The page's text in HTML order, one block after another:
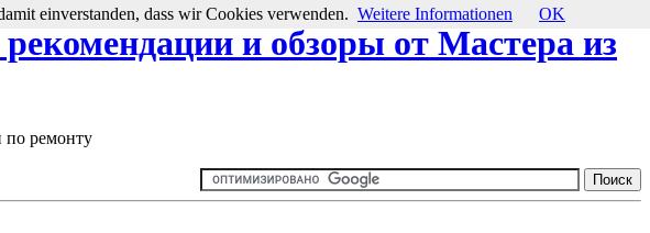
и обзоры от Мастера из
по ремонту
einverstanden, dass wir Cookies verwenden. Weitere Informationen OK